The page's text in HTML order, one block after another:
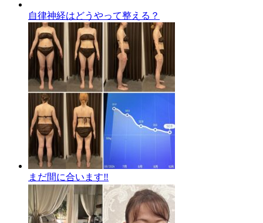
自律神経はどうやって整える？
まだ間に合います‼️